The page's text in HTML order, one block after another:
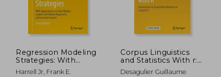
Regression Modeling
Strategies: With
Applications to Linear
Harrell Jr, Frank E.
Corpus Linguistics
and Statistics With r:
Introduction to
Desagulier Guillaume